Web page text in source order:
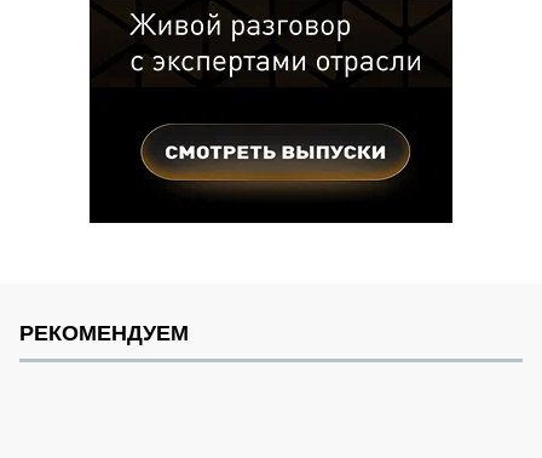
РЕКОМЕНДУЕМ